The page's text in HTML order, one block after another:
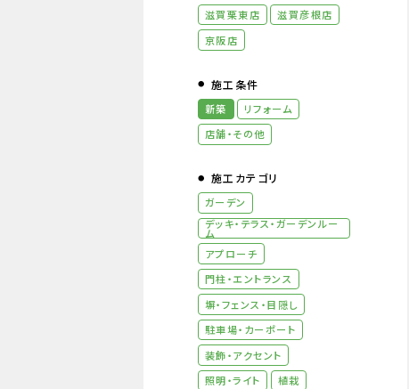
滋賀栗東店
滋賀彦根店
京阪店
施工条件
新築
リフォーム
店舗・その他
施工カテゴリ
ガーデン
デッキ・テラス・ガーデンルー
ム
アプローチ
⾨柱・エントランス
塀・フェンス・⽬隠し
駐⾞場・カーポート
装飾・アクセント
照明・ライト
植栽